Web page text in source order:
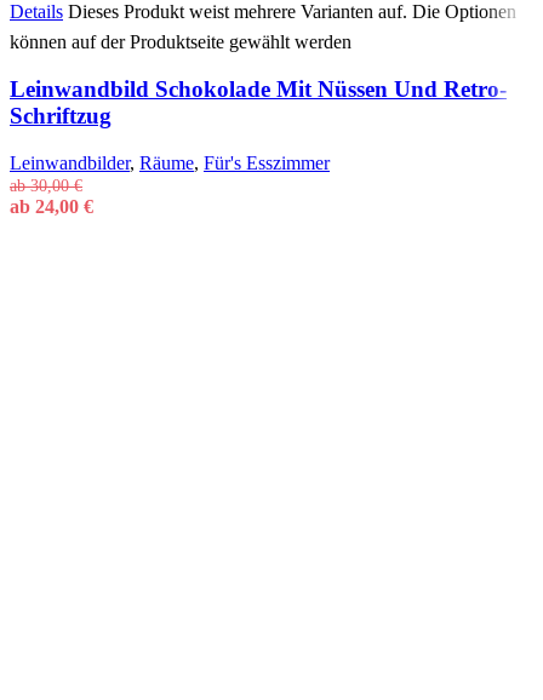
Details Dieses Produkt weist mehrere Varianten auf. Die Optionen
können auf der Produktseite gewählt werden
Leinwandbild Schokolade Mit Nüssen Und Retro-
Schriftzug
Leinwandbilder, Räume, Für's Esszimmer
ab30,00€
ab 24,00 €